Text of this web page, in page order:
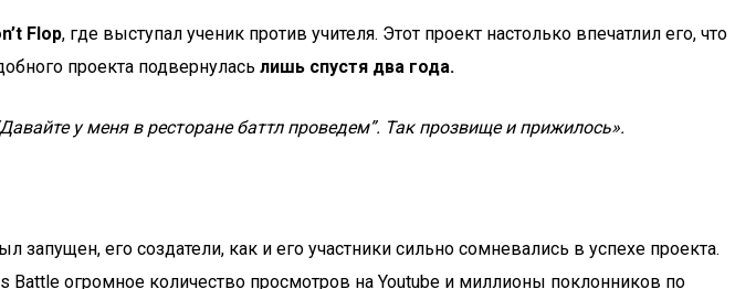
Flop, где выступал ученик против учителя. Этот проект настолько впечатлил его, что
проекта подвернулась лишь спустя два года.
у меня в ресторане баттл проведем”. Так прозвище и прижилось».
запущен, его создатели, как и его участники сильно сомневались в успехе проекта.
Battle огромное количество просмотров на Youtube и миллионы поклонников по